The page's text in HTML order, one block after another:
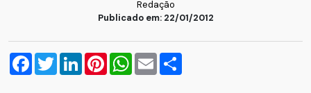
Redação
Publicado em: 22/01/2012
Facebook
TwitterLinkedInPinterestWhatsApp
Email